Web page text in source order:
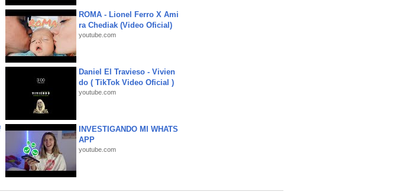
ROMA - Lionel Ferro X Ami
ra Chediak (Video Oficial)
youtube.com
Daniel El Travieso - Vivien
do ( TikTok Video Oficial )
youtube.com
INVESTIGANDO MI WHATS
APP
youtube.com